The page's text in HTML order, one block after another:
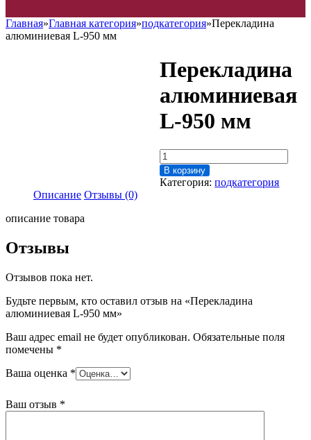
Главная»Главная категория»подкатегория»Перекладина
алюминиевая L-950 мм
Перекладина
алюминиевая
L-950 мм
Количество
товара
Перекладина
алюминиевая
В корзину
Категория:подкатегория
Описание Отзывы (0)
описание товара
Отзывы
Отзывов пока нет.
Будьте первым, кто оставил отзыв на «Перекладина
алюминиевая L-950 мм»
Ваш адрес email не будет опубликован. Обязательные поля
помечены *
Ваша оценка *
Ваш отзыв *